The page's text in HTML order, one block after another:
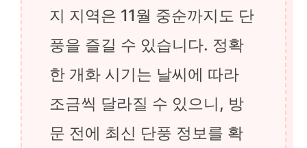
지 지역은 11월 중순까지도 단
풍을 즐길 수 있습니다. 정확
한 개화 시기는 날씨에 따라
조금씩 달라질 수 있으니, 방
문 전에 최신 단풍 정보를 확